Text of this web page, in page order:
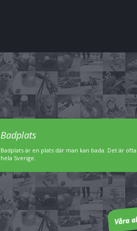
Badplats
Badplats är en plats där man kan bada. Det är
hela Sverige.